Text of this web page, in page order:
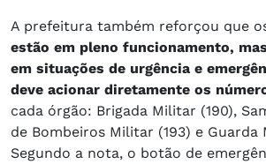
A prefeitura também reforçou que
estão em pleno funcionamento,
em situações de urgência e
deve acionar diretamente os
cada órgão: Brigada Militar (190),
de Bombeiros Militar (193) e Guarda
Segundo a nota, o botão de